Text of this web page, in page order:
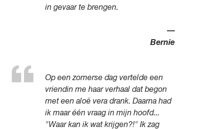
in gevaar te brengen.
—
Bernie
Op een zomerse dag vertelde een
vriendin me haar verhaal dat begon
met een aloë vera drank. Daarna had
ik maar één vraag in mijn hoofd...
"Waar kan ik wat krijgen?!" Ik zag